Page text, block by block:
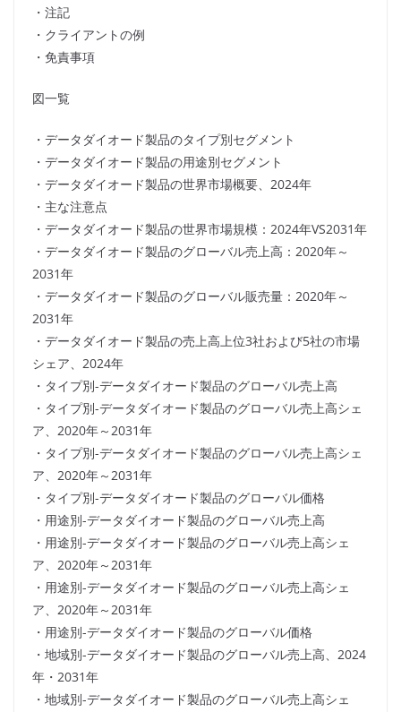
・注記
・クライアントの例
・免責事項
図一覧
・データダイオード製品のタイプ別セグメント
・データダイオード製品の用途別セグメント
・データダイオード製品の世界市場概要、2024年
・主な注意点
・データダイオード製品の世界市場規模：2024年VS2031年
・データダイオード製品のグローバル売上高：2020年～
2031年
・データダイオード製品のグローバル販売量：2020年～
2031年
・データダイオード製品の売上高上位3社および5社の市場
シェア、2024年
・タイプ別-データダイオード製品のグローバル売上高
・タイプ別-データダイオード製品のグローバル売上高シェ
ア、2020年～2031年
・タイプ別-データダイオード製品のグローバル売上高シェ
ア、2020年～2031年
・タイプ別-データダイオード製品のグローバル価格
・用途別-データダイオード製品のグローバル売上高
・用途別-データダイオード製品のグローバル売上高シェ
ア、2020年～2031年
・用途別-データダイオード製品のグローバル売上高シェ
ア、2020年～2031年
・用途別-データダイオード製品のグローバル価格
・地域別-データダイオード製品のグローバル売上高、2024
年・2031年
・地域別-データダイオード製品のグローバル売上高シェ